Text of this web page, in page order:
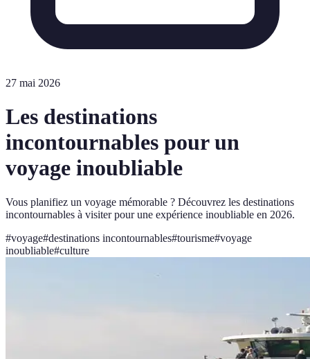
27 mai 2026
Les destinations
incontournables pour un
voyage inoubliable
Vous planifiez un voyage mémorable ? Découvrez les destinations
incontournables à visiter pour une expérience inoubliable en 2026.
#voyage#destinations incontournables#tourisme#voyage
inoubliable#culture